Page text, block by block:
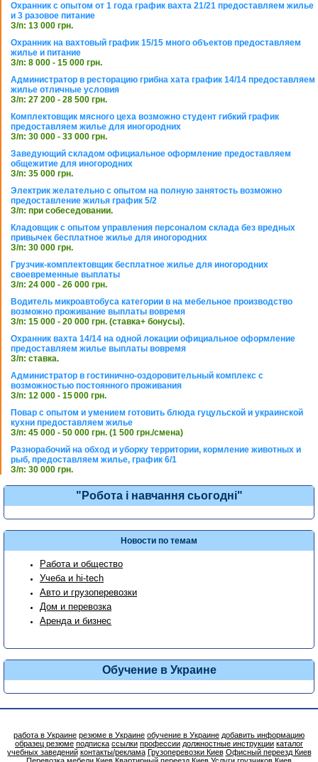
Охранник с опытом от 1 года график вахта 21/21 предоставляем жилье
и 3 разовое питание
З/п: 13 000 грн.
Охранник на вахтовый график 15/15 много объектов предоставляем
жилье и питание
З/п: 8 000 - 15 000 грн.
Администратор в ресторацию грибна хата график 14/14 предоставляем
жилье отличные условия
З/п: 27 200 - 28 500 грн.
Комплектовщик мясного цеха возможно студент гибкий график
предоставляем жилье для иногородних
З/п: 30 000 - 33 000 грн.
Заведующий складом официальное оформление предоставляем
общежитие для иногородних
З/п: 35 000 грн.
Электрик желательно с опытом на полную занятость возможно
предоставление жилья график 5/2
З/п: при собеседовании.
Кладовщик с опытом управления персоналом склада без вредных
привычек бесплатное жилье для иногородних
З/п: 30 000 грн.
Грузчик-комплектовщик бесплатное жилье для иногородних
своевременные выплаты
З/п: 24 000 - 26 000 грн.
Водитель микроавтобуса категории в на мебельное производство
возможно проживание выплаты вовремя
З/п: 15 000 - 20 000 грн. (ставка+ бонусы).
Охранник вахта 14/14 на одной локации официальное оформление
предоставляем жилье выплаты вовремя
З/п: ставка.
Администратор в гостинично-оздоровительный комплекс с
возможностью постоянного проживания
З/п: 12 000 - 15 000 грн.
Повар с опытом и умением готовить блюда гуцульской и украинской
кухни предоставляем жилье
З/п: 45 000 - 50 000 грн. (1 500 грн./смена)
Разнорабочий на обход и уборку территории, кормление животных и
рыб, предоставляем жилье, график 6/1
З/п: 30 000 грн.
"Робота і навчання сьогодні"
Новости по темам
Работа и общество
Учеба и hi-tech
Авто и грузоперевозки
Дом и перевозка
Аренда и бизнес
Обучение в Украине
работа в Украине резюме в Украине обучение в Украине добавить информацию
образец резюме подписка ссылки профессии должностные инструкции каталог
учебных заведений контакты/реклама Грузоперевозки Киев Офисный переезд Киев